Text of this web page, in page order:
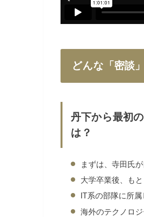
どんな「密談
丹下から最初
は？
まずは、寺田氏
大学卒業後、も
IT系の部隊に所
海外のテクノロ